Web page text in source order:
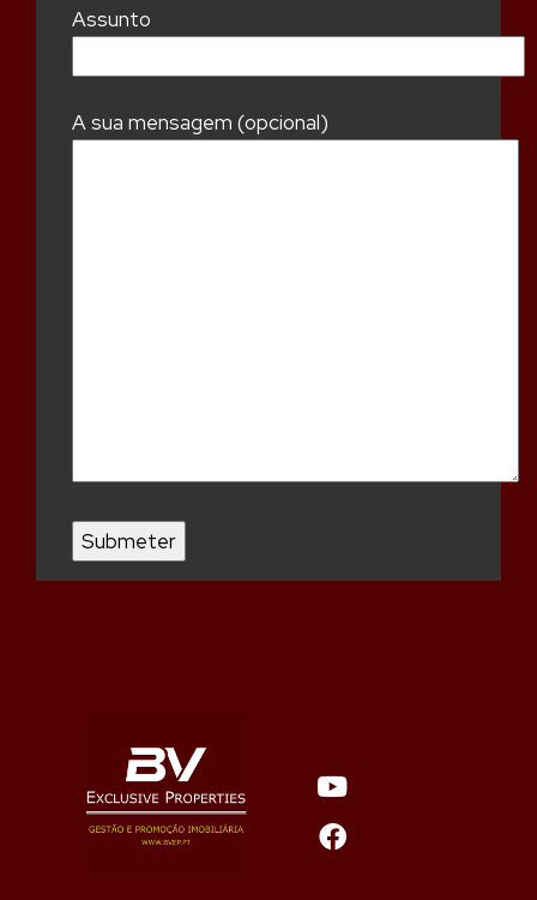
Assunto
A sua mensagem (opcional)